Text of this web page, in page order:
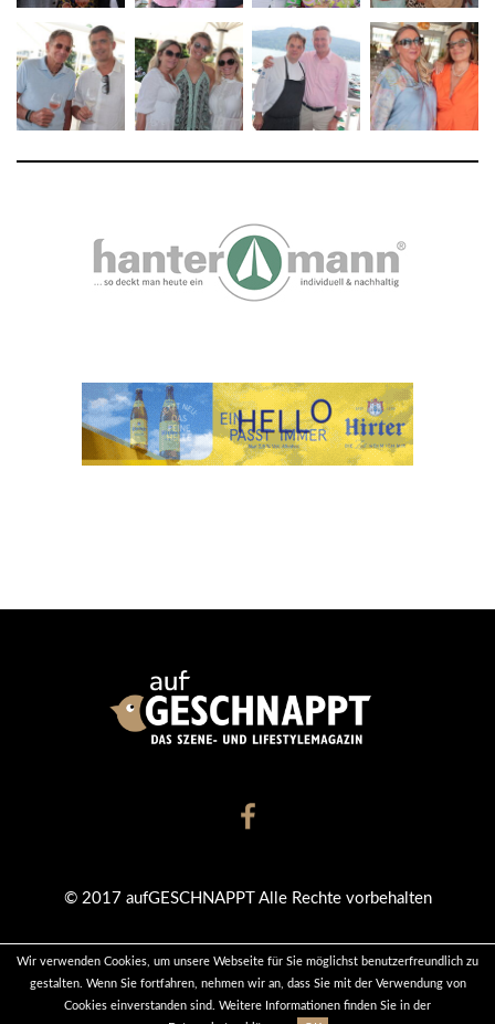
Wir verwenden Cookies, um unsere Webseite für Sie möglichst benutzerfreundlich zu
gestalten. Wenn Sie fortfahren, nehmen wir an, dass Sie mit der Verwendung von
Cookies einverstanden sind. Weitere Informationen finden Sie in der
© 2017 aufGESCHNAPPT Alle Rechte vorbehalten
KONTAKT DATENSCHUTZ IMPRESSUM